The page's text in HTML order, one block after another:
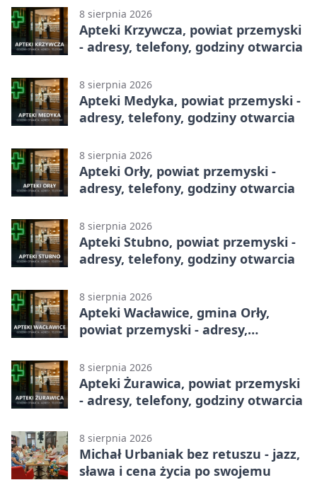
8 sierpnia 2026
Apteki Krzywcza, powiat przemyski
- adresy, telefony, godziny otwarcia
8 sierpnia 2026
Apteki Medyka, powiat przemyski -
adresy, telefony, godziny otwarcia
8 sierpnia 2026
Apteki Orły, powiat przemyski -
adresy, telefony, godziny otwarcia
8 sierpnia 2026
Apteki Stubno, powiat przemyski -
adresy, telefony, godziny otwarcia
8 sierpnia 2026
Apteki Wacławice, gmina Orły,
powiat przemyski - adresy,
8 sierpnia 2026
Apteki Żurawica, powiat przemyski
- adresy, telefony, godziny otwarcia
8 sierpnia 2026
Michał Urbaniak bez retuszu - jazz,
sława i cena życia po swojemu